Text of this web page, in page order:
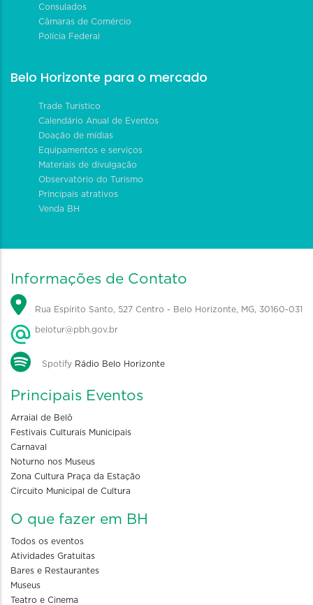
Consulados
Câmaras de Comércio
Polícia Federal
Belo Horizonte para o mercado
Trade Turístico
Calendário Anual de Eventos
Doação de mídias
Equipamentos e serviços
Materiais de divulgação
Observatório do Turismo
Principais atrativos
Venda BH
Informações de Contato
Rua Espírito Santo, 527 Centro - Belo Horizonte, MG, 30160-031
belotur@pbh.gov.br
Spotify Rádio Belo Horizonte
Principais Eventos
Arraial de Belô
Festivais Culturais Municipais
Carnaval
Noturno nos Museus
Zona Cultura Praça da Estação
Circuito Municipal de Cultura
O que fazer em BH
Todos os eventos
Atividades Gratuitas
Bares e Restaurantes
Museus
Teatro e Cinema